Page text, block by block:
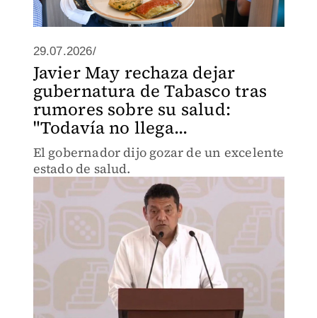
29.07.2026/
Javier May rechaza dejar
gubernatura de Tabasco tras
rumores sobre su salud:
"Todavía no llega...
El gobernador dijo gozar de un excelente
estado de salud.